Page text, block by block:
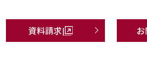
資料請求